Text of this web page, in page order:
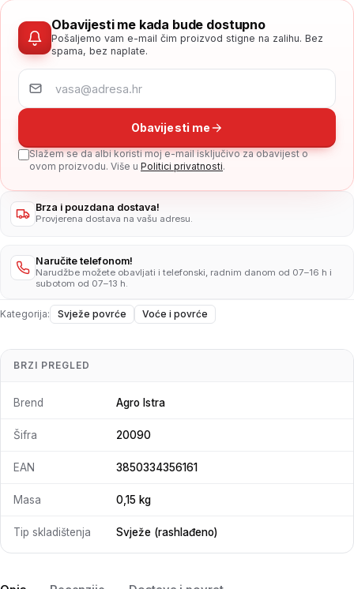
Obavijesti me kada bude dostupno
Pošaljemo vam e-mail čim proizvod stigne na zalihu. Bez
spama, bez naplate.
Obavijesti me
Slažem se da albi koristi moj e-mail isključivo za obavijest o
ovom proizvodu. Više u Politici privatnosti.
Brza i pouzdana dostava!
Provjerena dostava na vašu adresu.
Naručite telefonom!
Narudžbe možete obavljati i telefonski, radnim danom od 07–16 h i
subotom od 07–13 h.
Kategorija: Svježe povrće Voće i povrće
BRZI PREGLED
Brend Agro Istra
Šifra 20090
EAN 3850334356161
Masa 0,15 kg
Tip skladištenja Svježe (rashlađeno)